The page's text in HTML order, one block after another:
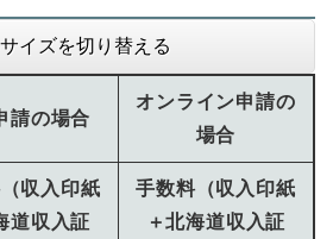
イズを切り替える
請の場合
オンライン申請の
場合
収入印紙
道収入証
手数料（収入印紙
＋北海道収入証